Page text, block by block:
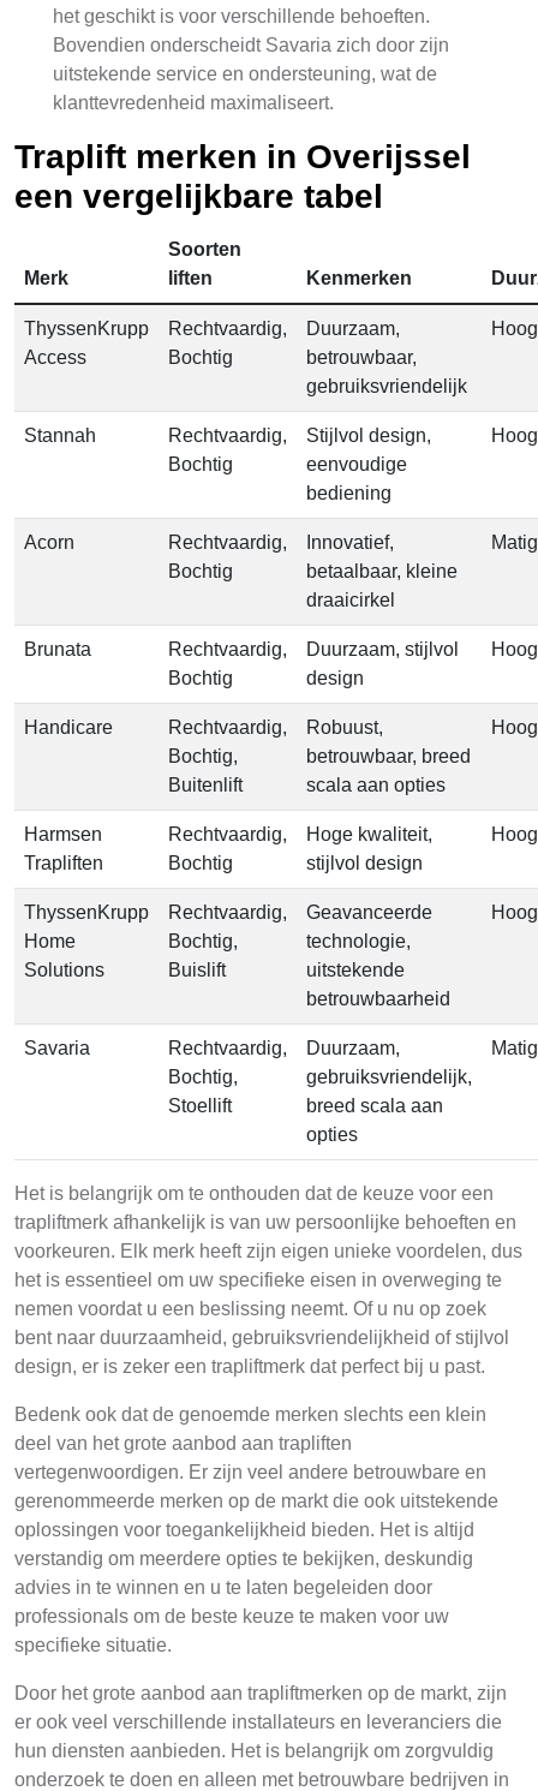
het geschikt is voor verschillende behoeften.
Bovendien onderscheidt Savaria zich door zijn
uitstekende service en ondersteuning, wat de
klanttevredenheid maximaliseert.
Traplift merken in Overijssel
een vergelijkbare tabel
Merk
Soorten
liften
Kenmerken
ThyssenKrupp
Access
Rechtvaardig,
Bochtig
Duurzaam,
betrouwbaar,
gebruiksvriendelijk
Hoog
Stannah
Rechtvaardig,
Bochtig
Stijlvol design,
eenvoudige
bediening
Hoog
Acorn
Rechtvaardig,
Bochtig
Innovatief,
betaalbaar, kleine
draaicirkel
Brunata
Rechtvaardig,
Bochtig
Duurzaam, stijlvol
design
Hoog
Handicare
Rechtvaardig,
Bochtig,
Buitenlift
Robuust,
betrouwbaar, breed
scala aan opties
Hoog
Harmsen
Trapliften
Rechtvaardig,
Bochtig
Hoge kwaliteit,
stijlvol design
Hoog
ThyssenKrupp
Home
Solutions
Rechtvaardig,
Bochtig,
Buislift
Geavanceerde
technologie,
uitstekende
betrouwbaarheid
Hoog
Savaria
Rechtvaardig,
Bochtig,
Stoellift
Duurzaam,
gebruiksvriendelijk,
breed scala aan
opties
Het is belangrijk om te onthouden dat de keuze voor een
trapliftmerk afhankelijk is van uw persoonlijke behoeften en
voorkeuren. Elk merk heeft zijn eigen unieke voordelen, dus
het is essentieel om uw specifieke eisen in overweging te
nemen voordat u een beslissing neemt. Of u nu op zoek
bent naar duurzaamheid, gebruiksvriendelijkheid of stijlvol
design, er is zeker een trapliftmerk dat perfect bij u past.
Bedenk ook dat de genoemde merken slechts een klein
deel van het grote aanbod aan trapliften
vertegenwoordigen. Er zijn veel andere betrouwbare en
gerenommeerde merken op de markt die ook uitstekende
oplossingen voor toegankelijkheid bieden. Het is altijd
verstandig om meerdere opties te bekijken, deskundig
advies in te winnen en u te laten begeleiden door
professionals om de beste keuze te maken voor uw
specifieke situatie.
Door het grote aanbod aan trapliftmerken op de markt, zijn
er ook veel verschillende installateurs en leveranciers die
hun diensten aanbieden. Het is belangrijk om zorgvuldig
onderzoek te doen en alleen met betrouwbare bedrijven in